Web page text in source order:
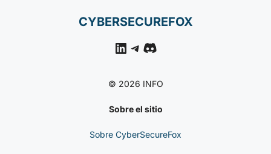
CYBERSECUREFOX
LinkedIn
Telegram
Discord
© 2026 INFO
Sobre el sitio
Sobre CyberSecureFox